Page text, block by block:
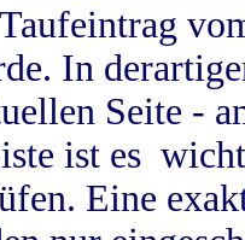
In
Seite -
ist es
Eine